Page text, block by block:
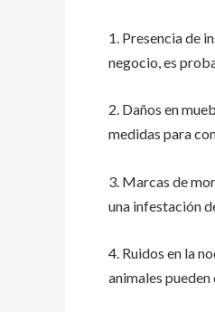
1. Presencia de
negocio, es
2. Daños en
medidas para
3. Marcas de
una infestación
4. Ruidos en la
animales